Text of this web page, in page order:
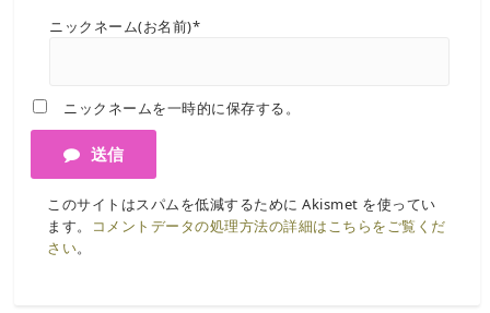
ニックネーム(お名前)*
ニックネームを一時的に保存する。
送信
このサイトはスパムを低減するために Akismet を使ってい
ます。
コメントデータの処理方法の詳細はこちらをご覧くだ
さい。